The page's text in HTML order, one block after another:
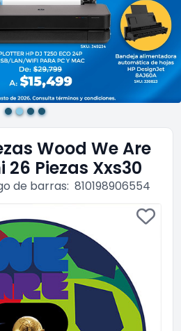
Wood We Are
26 Piezas Xxs30
de barras: 810198906554